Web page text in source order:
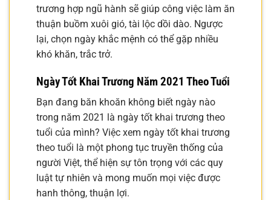
trương hợp ngũ hành sẽ giúp công việc làm ăn
thuận buồm xuôi gió, tài lộc dồi dào. Ngược
lại, chọn ngày khắc mệnh có thể gặp nhiều
khó khăn, trắc trở.
Ngày Tốt Khai Trương Năm 2021 Theo Tuổi
Bạn đang băn khoăn không biết ngày nào
trong năm 2021 là ngày tốt khai trương theo
tuổi của mình? Việc xem ngày tốt khai trương
theo tuổi là một phong tục truyền thống của
người Việt, thể hiện sự tôn trọng với các quy
luật tự nhiên và mong muốn mọi việc được
hanh thông, thuận lợi.